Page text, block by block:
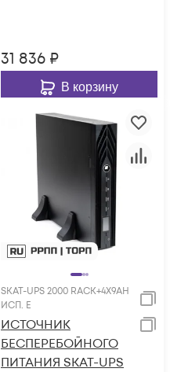
31 836 ₽
В корзину
SKAT-UPS 2000 RACK+4X9AH
ИСП. E
ИСТОЧНИК
БЕСПЕРЕБОЙНОГО
ПИТАНИЯ SKAT-UPS